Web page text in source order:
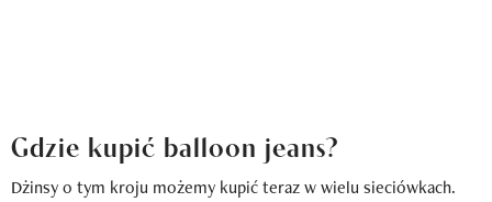
Gdzie kupić balloon jeans?
Dżinsy o tym kroju możemy kupić teraz w wielu sieciówkach.